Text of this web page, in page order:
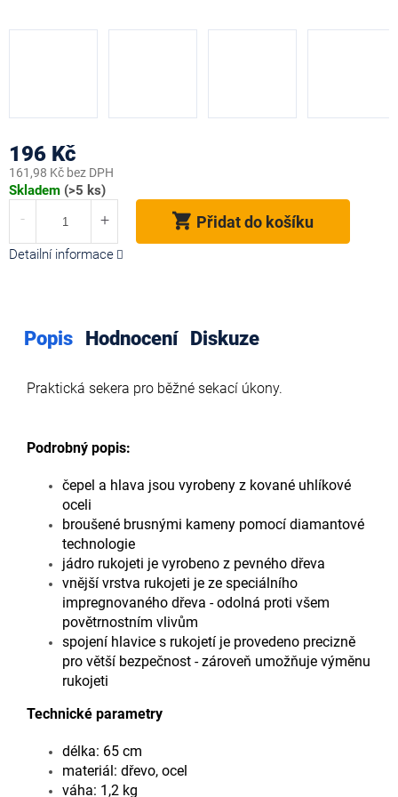
196 Kč
161,98 Kč bez DPH
Měrná
Skladem (>5 ks)
Přidat do košíku
Detailní informace
Popis Hodnocení Diskuze
Praktická sekera pro běžné sekací úkony.
Podrobný popis:
čepel a hlava jsou vyrobeny z kované uhlíkové
oceli
broušené brusnými kameny pomocí diamantové
technologie
jádro rukojeti je vyrobeno z pevného dřeva
vnější vrstva rukojeti je ze speciálního
impregnovaného dřeva - odolná proti všem
povětrnostním vlivům
spojení hlavice s rukojetí je provedeno precizně
pro větší bezpečnost - zároveň umožňuje výměnu
rukojeti
Technické parametry
délka: 65 cm
materiál: dřevo, ocel
váha: 1,2 kg